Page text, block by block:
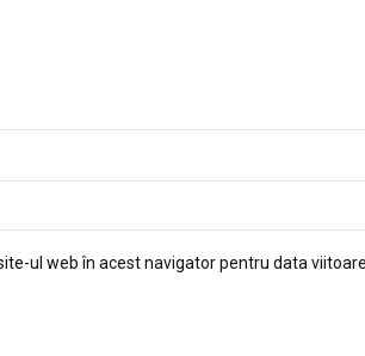
ul web în acest navigator pentru data